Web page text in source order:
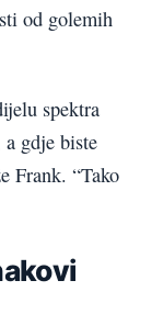
od golemih
spektra
gdje biste
Frank. “Tako